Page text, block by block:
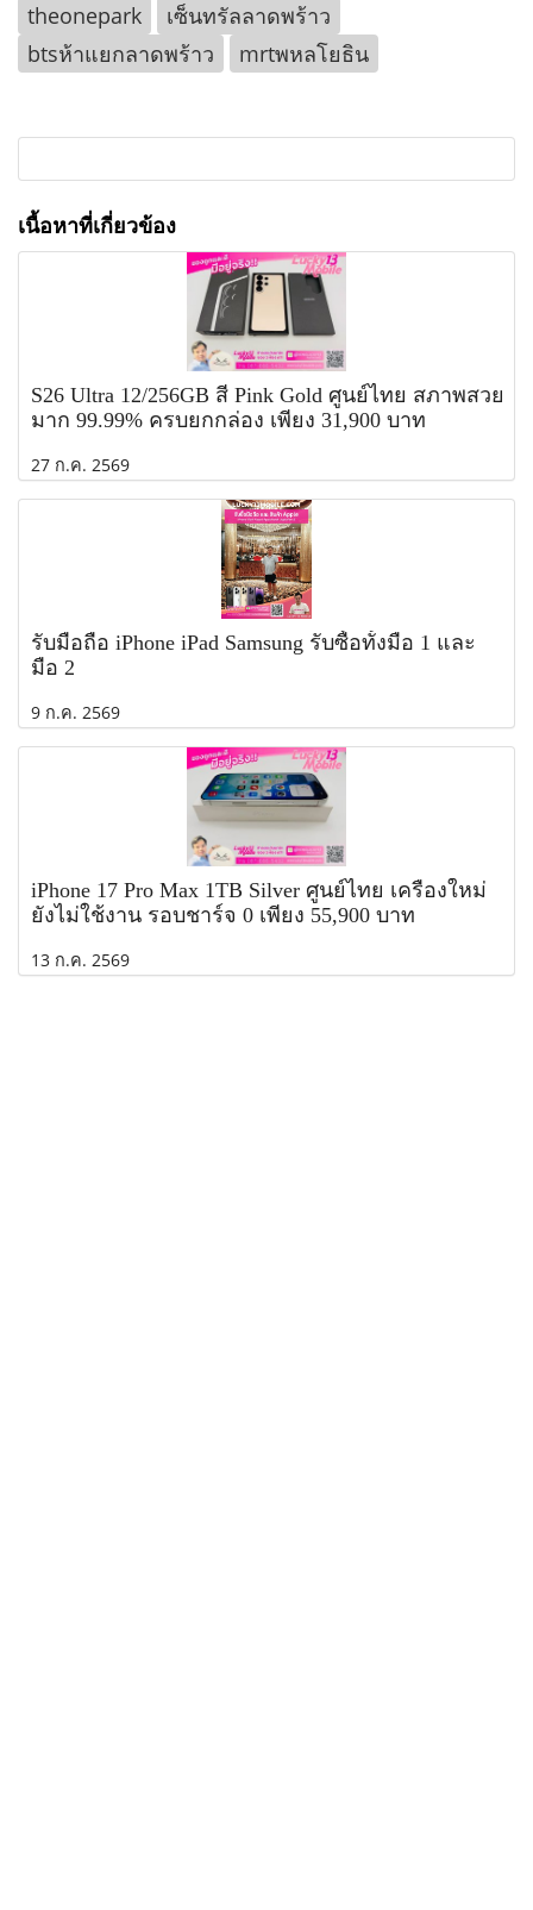
theonepark
เซ็นทรัลลาดพร้าว
btsห้าแยกลาดพร้าว
mrtพหลโยธิน
เนื้อหาที่เกี่ยวข้อง
S26 Ultra 12/256GB สี Pink Gold ศูนย์ไทย สภาพสวย
มาก 99.99% ครบยกกล่อง เพียง 31,900 บาท
27 ก.ค. 2569
รับมือถือ iPhone iPad Samsung รับซื้อทั้งมือ 1 และ
มือ 2
9 ก.ค. 2569
iPhone 17 Pro Max 1TB Silver ศูนย์ไทย เครื่องใหม่
ยังไม่ใช้งาน รอบชาร์จ 0 เพียง 55,900 บาท
13 ก.ค. 2569